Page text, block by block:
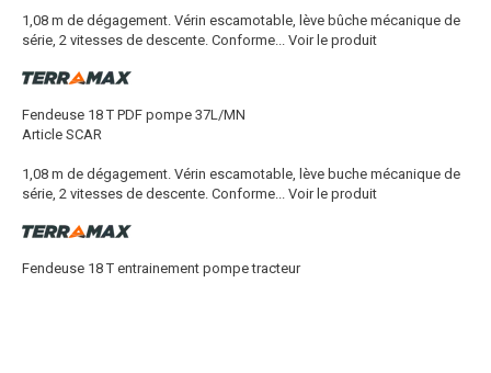
1,08 m de dégagement. Vérin escamotable, lève bûche mécanique de
série, 2 vitesses de descente. Conforme...
Voir le produit
Fendeuse 18 T PDF pompe 37L/MN
Article SCAR
1,08 m de dégagement. Vérin escamotable, lève buche mécanique de
série, 2 vitesses de descente. Conforme...
Voir le produit
Fendeuse 18 T entrainement pompe tracteur